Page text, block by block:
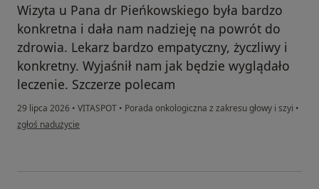
Wizyta u Pana dr Pieńkowskiego była bardzo
konkretna i dała nam nadzieję na powrót do
zdrowia. Lekarz bardzo empatyczny, życzliwy i
konkretny. Wyjaśnił nam jak będzie wyglądało
leczenie. Szczerze polecam
29 lipca 2026 • VITASPOT • Porada onkologiczna z zakresu głowy i szyi •
w opinii użytkownika P.B.
zgłoś nadużycie